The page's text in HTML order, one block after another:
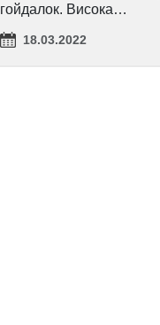
гойдалок. Висока…
18.03.2022